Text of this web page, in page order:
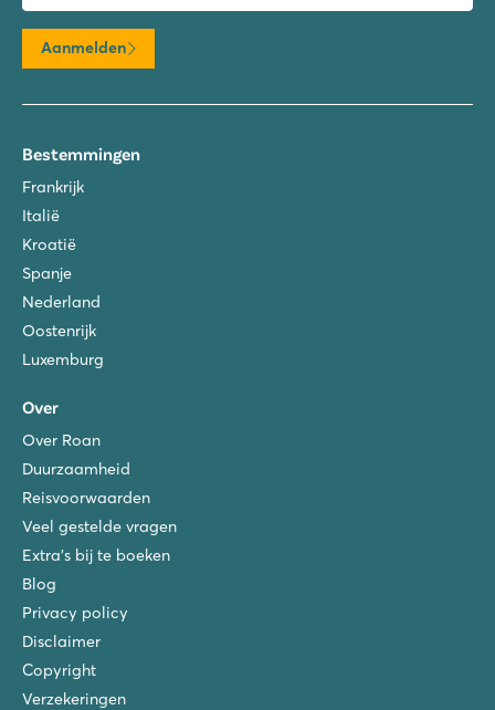
Aanmelden
Bestemmingen
Frankrijk
Italië
Kroatië
Spanje
Nederland
Oostenrijk
Luxemburg
Over
Over Roan
Duurzaamheid
Reisvoorwaarden
Veel gestelde vragen
Extra's bij te boeken
Blog
Privacy policy
Disclaimer
Copyright
Verzekeringen